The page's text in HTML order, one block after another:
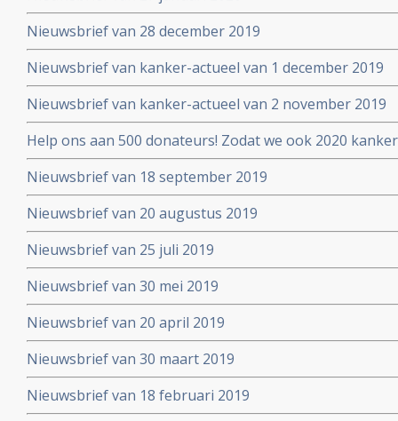
Nieuwsbrief van 28 december 2019
Nieuwsbrief van kanker-actueel van 1 december 2019
Nieuwsbrief van kanker-actueel van 2 november 2019
Help ons aan 500 donateurs! Zodat we ook 2020
voortzetten
Nieuwsbrief van 18 september 2019
Nieuwsbrief van 20 augustus 2019
Nieuwsbrief van 25 juli 2019
Nieuwsbrief van 30 mei 2019
Nieuwsbrief van 20 april 2019
Nieuwsbrief van 30 maart 2019
Nieuwsbrief van 18 februari 2019